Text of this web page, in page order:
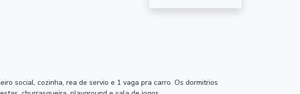
social, cozinha, rea de servio e 1 vaga pra carro. Os dormitrios